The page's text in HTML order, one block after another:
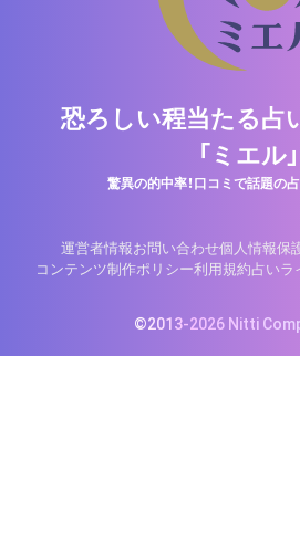
恐ろしい程当たる占
「ミエル」
驚異の的中率！口コミで話題の
運営者情報お問い合わせ個人情報保
コンテンツ制作ポリシー利用規約占いラ
©2013-2026 Nitti